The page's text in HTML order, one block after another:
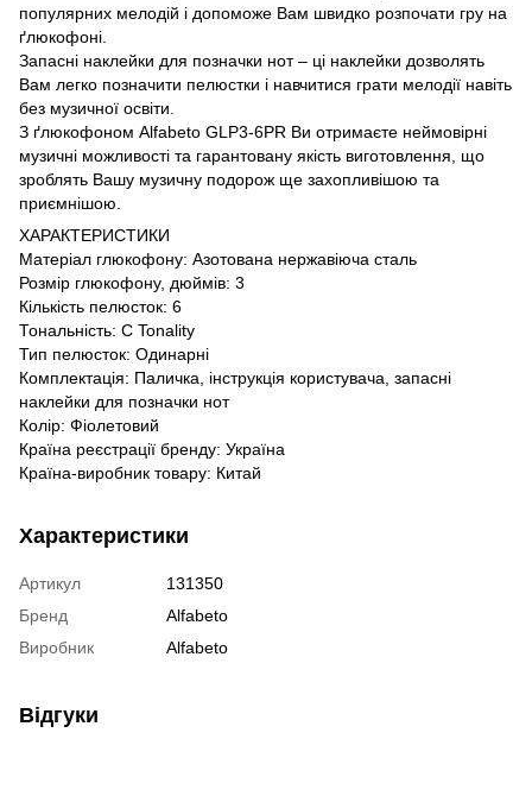
популярних мелодій і допоможе Вам швидко розпочати гру на
ґлюкофоні.
Запасні наклейки для позначки нот – ці наклейки дозволять
Вам легко позначити пелюстки і навчитися грати мелодії навіть
без музичної освіти.
З ґлюкофоном Alfabeto GLP3-6PR Ви отримаєте неймовірні
музичні можливості та гарантовану якість виготовлення, що
зроблять Вашу музичну подорож ще захопливішою та
приємнішою.
ХАРАКТЕРИСТИКИ
Матеріал глюкофону: Азотована нержавіюча сталь
Розмір глюкофону, дюймів: 3
Кількість пелюсток: 6
Тональність: C Tonality
Тип пелюсток: Одинарні
Комплектація: Паличка, інструкція користувача, запасні
наклейки для позначки нот
Колір: Фіолетовий
Країна реєстрації бренду: Україна
Країна-виробник товару: Китай
Характеристики
Артикул
131350
Бренд
Alfabeto
Виробник
Alfabeto
Відгуки